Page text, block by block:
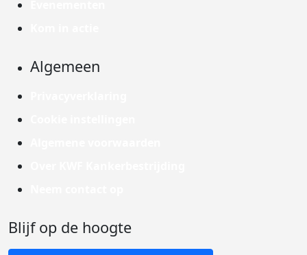
Algemeen
Blijf op de hoogte